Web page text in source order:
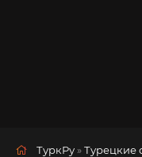
ТуркРу »Турецкие